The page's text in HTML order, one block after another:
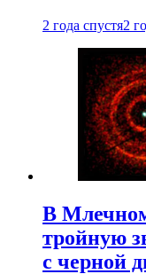
2 года спустя2
В
тройную
с черной